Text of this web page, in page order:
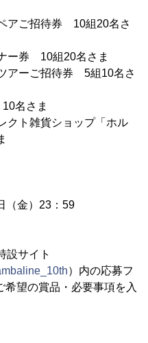
アご招待券 10組20名さ
ー券 10組20名さま
アーご招待券 5組10名さ
名さま
クト雑貨ショップ「ホル
（金）23：59
設サイト
）内の応募フ
希望の賞品・必要事項を入